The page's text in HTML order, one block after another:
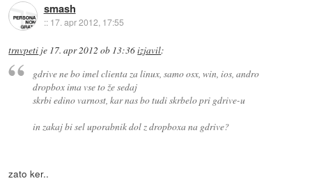
smash
:: 17. apr 2012, 17:55
trnvpeti je 17. apr 2012 ob 13:36izjavil:
gdrive ne bo imel clienta za linux, samo osx, win, ios, andro
dropbox ima vse to že sedaj
skrbi edino varnost, kar nas bo tudi skrbelo pri gdrive-u
in zakaj bi sel uporabnik dol z dropboxa na gdrive?
zato ker..